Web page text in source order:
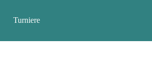
Turniere